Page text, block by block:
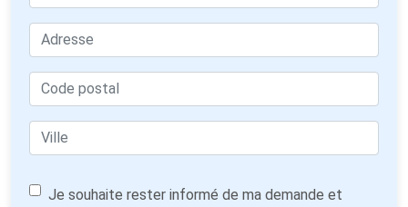
Je souhaite rester informé de ma demande et